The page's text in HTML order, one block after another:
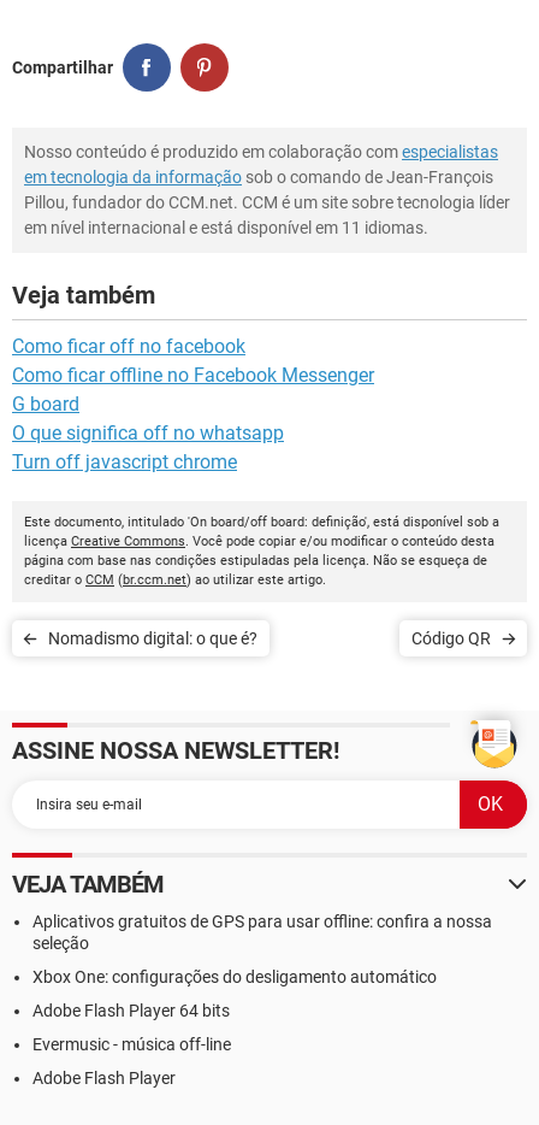
Compartilhar
Nosso conteúdo é produzido em colaboração comespecialistas
em tecnologia da informação sob o comando de Jean-François
Pillou, fundador do CCM.net. CCM é um site sobre tecnologia líder
em nível internacional e está disponível em 11 idiomas.
Veja também
Como ficar off no facebook
Como ficar offline no Facebook Messenger
G board
O que significa off no whatsapp
Turn off javascript chrome
Este documento, intitulado 'On board/off board: definição', está disponível sob a
licença Creative Commons. Você pode copiar e/ou modificar o conteúdo desta
página com base nas condições estipuladas pela licença. Não se esqueça de
creditar o CCM (br.ccm.net) ao utilizar este artigo.
Nomadismo digital: o que é? Código QR
ASSINE NOSSA NEWSLETTER!
VEJA TAMBÉM
Aplicativos gratuitos de GPS para usar offline: confira a nossa
seleção
Xbox One: configurações do desligamento automático
Adobe Flash Player 64 bits
Evermusic - música off-line
Adobe Flash Player